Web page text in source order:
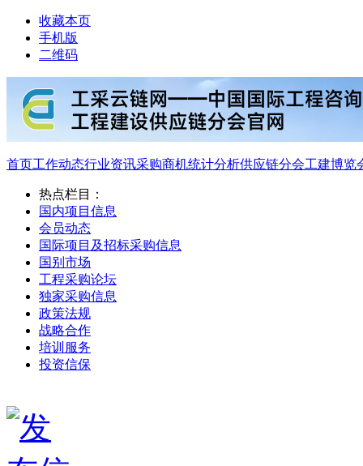
收藏本页
手机版
二维码
首页工作动态行业资讯采购商机统计分析供应链分会工建博览
热点栏目：
国内项目信息
会员动态
国际项目及招标采购信息
国别市场
工程采购论坛
独家采购信息
政策法规
战略合作
培训服务
投资信保